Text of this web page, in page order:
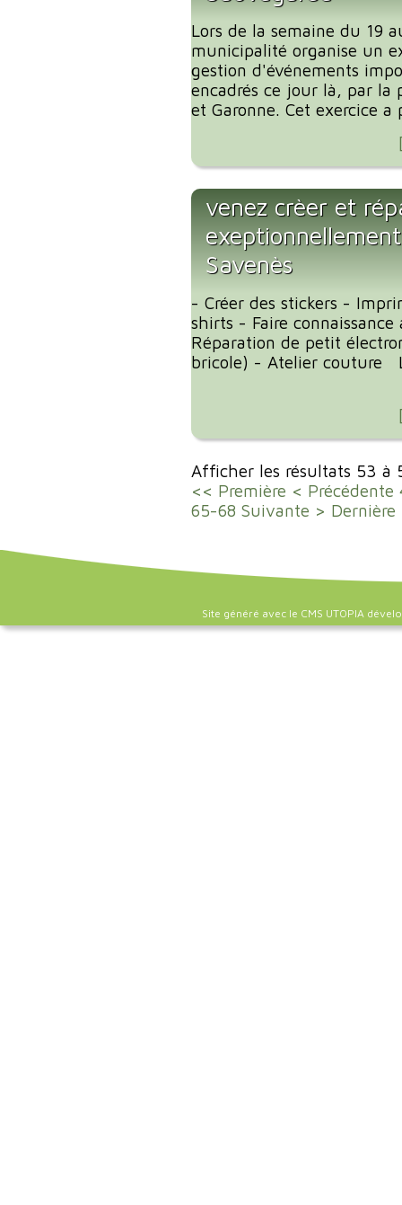
Lors de la semaine du 19
municipalité organise un
gestion d'événements
encadrés ce jour là, par la
et Garonne. Cet exercice a
venez crèer et
Savenès
- Créer des stickers -
shirts - Faire connaissance
Réparation de petit
bricole) - Atelier couture
Afficher les résultats 53 à
<< Première < Précédente
65-68 Suivante > Dernière
Site généré avec le CMS UTOPIA